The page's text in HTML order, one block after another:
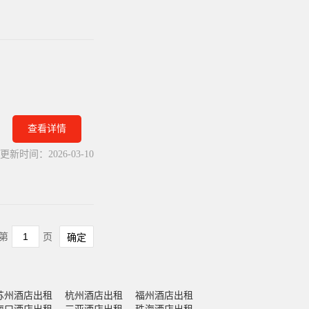
查看详情
更新时间： 2026-03-10
页 确定
州酒店出租 杭州酒店出租
福州酒店出租